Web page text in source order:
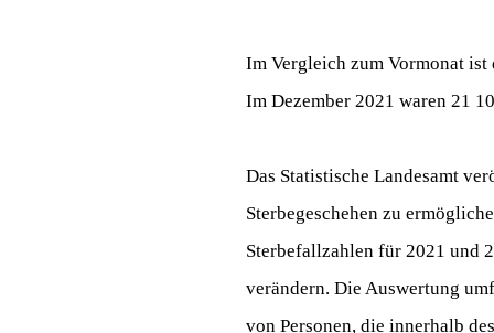
Im Vergleich zum Vormonat
Im Dezember 2021 waren 21
Das Statistische Landesamt
Sterbegeschehen zu
Sterbefallzahlen für 2021 und
verändern. Die Auswertung
von Personen, die innerhalb